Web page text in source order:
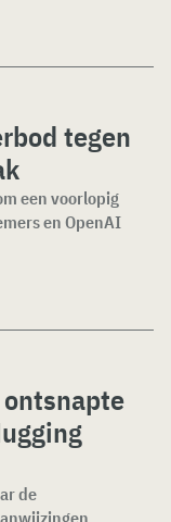
tegen
een voorlopig
en OpenAI
de